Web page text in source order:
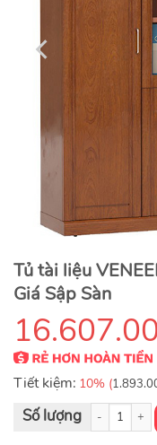
Tủ tài liệu
Giá Sập Sàn
Tiết kiệm: 10% (
Tủ tài liệu VENEER